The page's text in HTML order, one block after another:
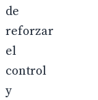
de
reforzar
el
control
y